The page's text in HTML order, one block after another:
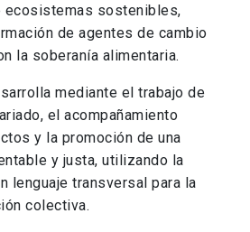
ecosistemas sostenibles,
de agentes de cambio
la soberanía alimentaria.
mediante el trabajo de
el acompañamiento
y la promoción de una
y justa, utilizando la
lenguaje transversal para la
colectiva.